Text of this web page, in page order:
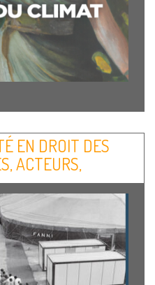
EN DROIT DES
ACTEURS,